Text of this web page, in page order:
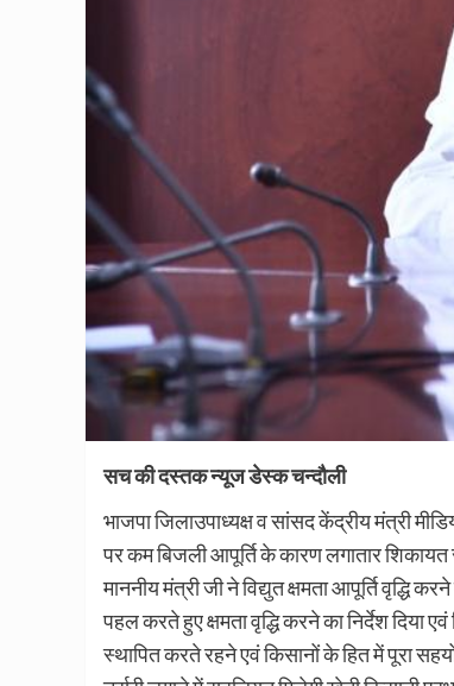
सच की दस्तक न्यूज डेस्क चन्दौली
भाजपा जिलाउपाध्यक्ष व सांसद केंद्रीय मंत्री
पर कम बिजली आपूर्ति के कारण लगातार शिकायत
माननीय मंत्री जी ने विद्युत क्षमता आपूर्ति वृद्धि
पहल करते हुए क्षमता वृद्धि करने का निर्देश दिया
स्थापित करते रहने एवं किसानों के हित में पूरा